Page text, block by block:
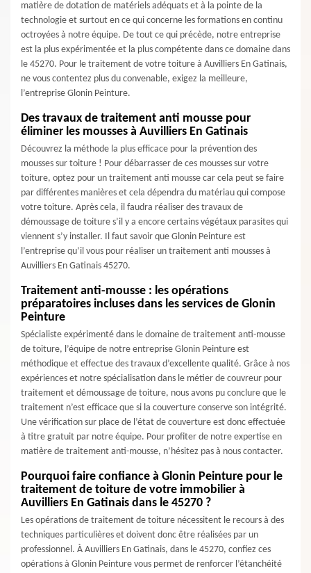
matière de dotation de matériels adéquats et à la pointe de la
technologie et surtout en ce qui concerne les formations en continu
octroyées à notre équipe. De tout ce qui précède, notre entreprise
est la plus expérimentée et la plus compétente dans ce domaine dans
le 45270. Pour le traitement de votre toiture à Auvilliers En Gatinais,
ne vous contentez plus du convenable, exigez la meilleure,
l’entreprise Glonin Peinture.
Des travaux de traitement anti mousse pour
éliminer les mousses à Auvilliers En Gatinais
Découvrez la méthode la plus efficace pour la prévention des
mousses sur toiture ! Pour débarrasser de ces mousses sur votre
toiture, optez pour un traitement anti mousse car cela peut se faire
par différentes manières et cela dépendra du matériau qui compose
votre toiture. Après cela, il faudra réaliser des travaux de
démoussage de toiture s’il y a encore certains végétaux parasites qui
viennent s’y installer. Il faut savoir que Glonin Peinture est
l’entreprise qu’il vous pour réaliser un traitement anti mousses à
Auvilliers En Gatinais 45270.
Traitement anti-mousse : les opérations
préparatoires incluses dans les services de Glonin
Peinture
Spécialiste expérimenté dans le domaine de traitement anti-mousse
de toiture, l’équipe de notre entreprise Glonin Peinture est
méthodique et effectue des travaux d’excellente qualité. Grâce à nos
expériences et notre spécialisation dans le métier de couvreur pour
traitement et démoussage de toiture, nous avons pu conclure que le
traitement n’est efficace que si la couverture conserve son intégrité.
Une vérification sur place de l’état de couverture est donc effectuée
à titre gratuit par notre équipe. Pour profiter de notre expertise en
matière de traitement anti-mousse, n’hésitez pas à nous contacter.
Pourquoi faire confiance à Glonin Peinture pour le
traitement de toiture de votre immobilier à
Auvilliers En Gatinais dans le 45270 ?
Les opérations de traitement de toiture nécessitent le recours à des
techniques particulières et doivent donc être réalisées par un
professionnel. À Auvilliers En Gatinais, dans le 45270, confiez ces
opérations à Glonin Peinture vous permet de renforcer l’étanchéité